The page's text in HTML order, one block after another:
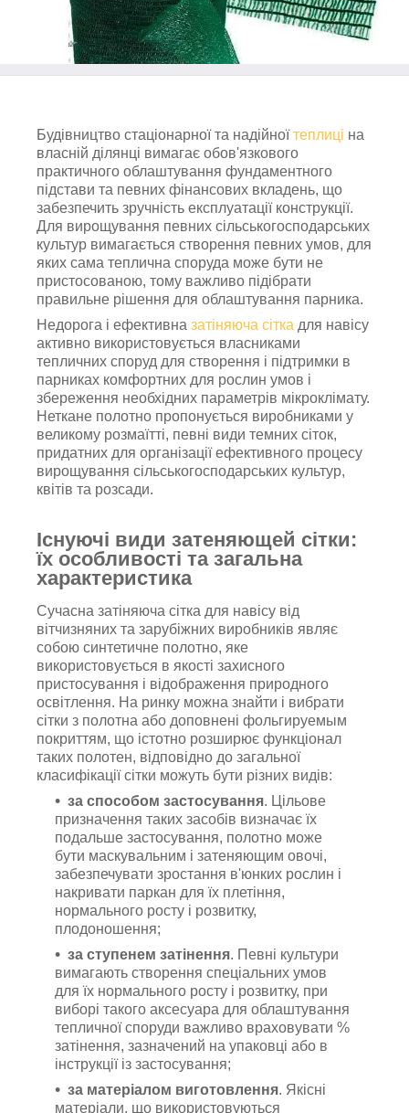
Будівництво стаціонарної та надійноїтеплиці на
власній ділянці вимагає обов'язкового
практичного облаштування фундаментного
підстави та певних фінансових вкладень, що
забезпечить зручність експлуатації конструкції.
Для вирощування певних сільськогосподарських
культур вимагається створення певних умов, для
яких сама теплична споруда може бути не
пристосованою, тому важливо підібрати
правильне рішення для облаштування парника.
Недорога і ефективна затіняюча сітка для навісу
активно використовується власниками
тепличних споруд для створення і підтримки в
парниках комфортних для рослин умов і
збереження необхідних параметрів мікроклімату.
Неткане полотно пропонується виробниками у
великому розмаїтті, певні види темних сіток,
придатних для організації ефективного процесу
вирощування сільськогосподарських культур,
квітів та розсади.
Існуючі види затеняющей сітки:
їх особливості та загальна
характеристика
Сучасна затіняюча сітка для навісу від
вітчизняних та зарубіжних виробників являє
собою синтетичне полотно, яке
використовується в якості захисного
пристосування і відображення природного
освітлення. На ринку можна знайти і вибрати
сітки з полотна або доповнені фольгируемым
покриттям, що істотно розширює функціонал
таких полотен, відповідно до загальної
класифікації сітки можуть бути різних видів:
за способом застосування. Цільове
призначення таких засобів визначає їх
подальше застосування, полотно може
бути маскувальним і затеняющим овочі,
забезпечувати зростання в'юнких рослин і
накривати паркан для їх плетіння,
нормального росту і розвитку,
плодоношення;
за ступенем затінення. Певні культури
вимагають створення спеціальних умов
для їх нормального росту і розвитку, при
виборі такого аксесуара для облаштування
тепличної споруди важливо враховувати %
затінення, зазначений на упаковці або в
інструкції із застосування;
за матеріалом виготовлення. Якісні
матеріали, що використовуються